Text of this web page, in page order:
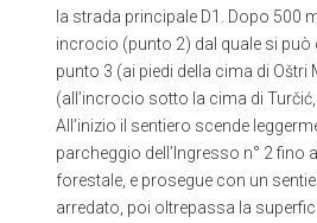
la strada principale D1. Dopo 500
incrocio (punto 2) dal quale si può
punto 3 (ai piedi della cima di Oštri
(all’incrocio sotto la cima di Turčić,
All’inizio il sentiero scende
parcheggio dell’Ingresso n° 2 fino
forestale, e prosegue con un
arredato, poi oltrepassa la